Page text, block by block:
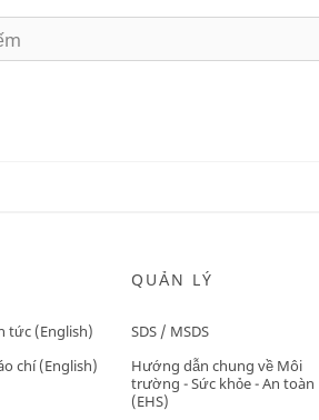
tức (English)
chí (English)
QUẢN LÝ
SDS / MSDS
Hướng dẫn chung về Môi
trường - Sức khỏe - An toàn
(EHS)